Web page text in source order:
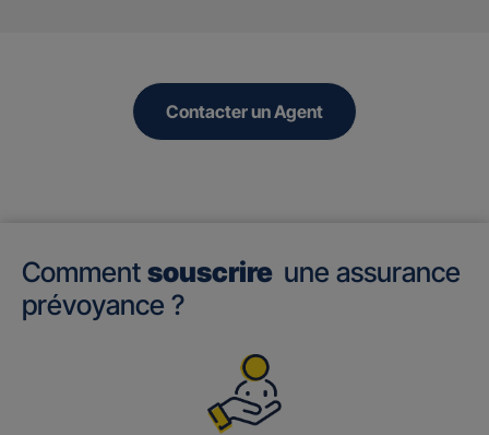
Contacter un Agent
Comment souscrire une assurance
prévoyance ?